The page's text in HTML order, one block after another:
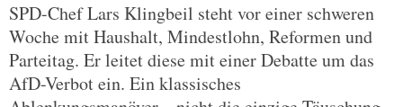
SPD-Chef Lars Klingbeil steht vor einer schweren
Woche mit Haushalt, Mindestlohn, Reformen und
Parteitag. Er leitet diese mit einer Debatte um das
AfD-Verbot ein. Ein klassisches